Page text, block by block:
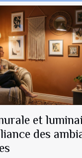
et
des